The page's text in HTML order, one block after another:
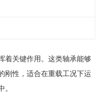
着关键作用。这类轴承能够
刚性，适合在重载工况下运